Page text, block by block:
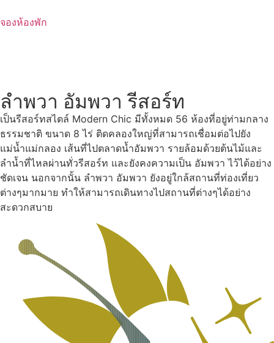
to
จองห้องพัก
ลำพวา อัมพวา รีสอร์ท
เป็นรีสอร์ทสไตล์ Modern Chic มีทั้งหมด 56 ห้องที่อยู่ท่ามกลาง
ธรรมชาติ ขนาด 8 ไร่ ติดคลองใหญ่ที่สามารถเชื่อมต่อไปยัง
แม่น้ำแม่กลอง เส้นที่ไปตลาดน้ำอัมพวา รายล้อมด้วยต้นไม้และ
ลำน้ำที่ไหลผ่านทั่วรีสอร์ท และยังคงความเป็น อัมพวา ไว้ได้อย่าง
ชัดเจน นอกจากนั้น ลำพวา อัมพวา ยังอยู่ใกล้สถานที่ท่องเที่ยว
ต่างๆมากมาย ทำให้สามารถเดินทางไปสถานที่ต่างๆได้อย่าง
สะดวกสบาย